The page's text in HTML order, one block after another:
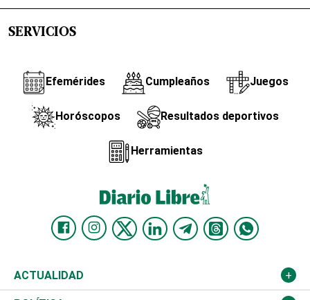
SERVICIOS
Efemérides Cumpleaños Juegos
Horóscopos Resultados deportivos
Herramientas
ACTUALIDAD